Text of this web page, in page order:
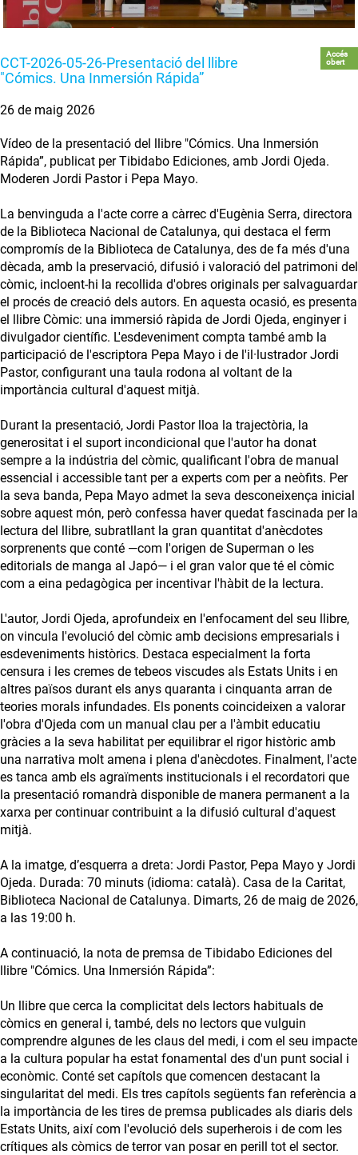
CCT-2026-05-26-Presentació del llibre
"Cómics. Una Inmersión Rápida”
Accés
obert
26 de maig 2026
Vídeo de la presentació del llibre "Cómics. Una Inmersión
Rápida”, publicat per Tibidabo Ediciones, amb Jordi Ojeda.
Moderen Jordi Pastor i Pepa Mayo.
La benvinguda a l'acte corre a càrrec d'Eugènia Serra, directora
de la Biblioteca Nacional de Catalunya, qui destaca el ferm
compromís de la Biblioteca de Catalunya, des de fa més d'una
dècada, amb la preservació, difusió i valoració del patrimoni del
còmic, incloent-hi la recollida d'obres originals per salvaguardar
el procés de creació dels autors. En aquesta ocasió, es presenta
el llibre Còmic: una immersió ràpida de Jordi Ojeda, enginyer i
divulgador científic. L'esdeveniment compta també amb la
participació de l'escriptora Pepa Mayo i de l'il·lustrador Jordi
Pastor, configurant una taula rodona al voltant de la
importància cultural d'aquest mitjà.
Durant la presentació, Jordi Pastor lloa la trajectòria, la
generositat i el suport incondicional que l'autor ha donat
sempre a la indústria del còmic, qualificant l'obra de manual
essencial i accessible tant per a experts com per a neòfits. Per
la seva banda, Pepa Mayo admet la seva desconeixença inicial
sobre aquest món, però confessa haver quedat fascinada per la
lectura del llibre, subratllant la gran quantitat d'anècdotes
sorprenents que conté —com l'origen de Superman o les
editorials de manga al Japó— i el gran valor que té el còmic
com a eina pedagògica per incentivar l'hàbit de la lectura.
L'autor, Jordi Ojeda, aprofundeix en l'enfocament del seu llibre,
on vincula l'evolució del còmic amb decisions empresarials i
esdeveniments històrics. Destaca especialment la forta
censura i les cremes de tebeos viscudes als Estats Units i en
altres països durant els anys quaranta i cinquanta arran de
teories morals infundades. Els ponents coincideixen a valorar
l'obra d'Ojeda com un manual clau per a l'àmbit educatiu
gràcies a la seva habilitat per equilibrar el rigor històric amb
una narrativa molt amena i plena d'anècdotes. Finalment, l'acte
es tanca amb els agraïments institucionals i el recordatori que
la presentació romandrà disponible de manera permanent a la
xarxa per continuar contribuint a la difusió cultural d'aquest
mitjà.
A la imatge, d’esquerra a dreta: Jordi Pastor, Pepa Mayo y Jordi
Ojeda. Durada: 70 minuts (idioma: català). Casa de la Caritat,
Biblioteca Nacional de Catalunya. Dimarts, 26 de maig de 2026,
a las 19:00 h.
A continuació, la nota de premsa de Tibidabo Ediciones del
llibre "Cómics. Una Inmersión Rápida”:
Un llibre que cerca la complicitat dels lectors habituals de
còmics en general i, també, dels no lectors que vulguin
comprendre algunes de les claus del medi, i com el seu impacte
a la cultura popular ha estat fonamental des d'un punt social i
econòmic. Conté set capítols que comencen destacant la
singularitat del medi. Els tres capítols següents fan referència a
la importància de les tires de premsa publicades als diaris dels
Estats Units, així com l'evolució dels superherois i de com les
crítiques als còmics de terror van posar en perill tot el sector.